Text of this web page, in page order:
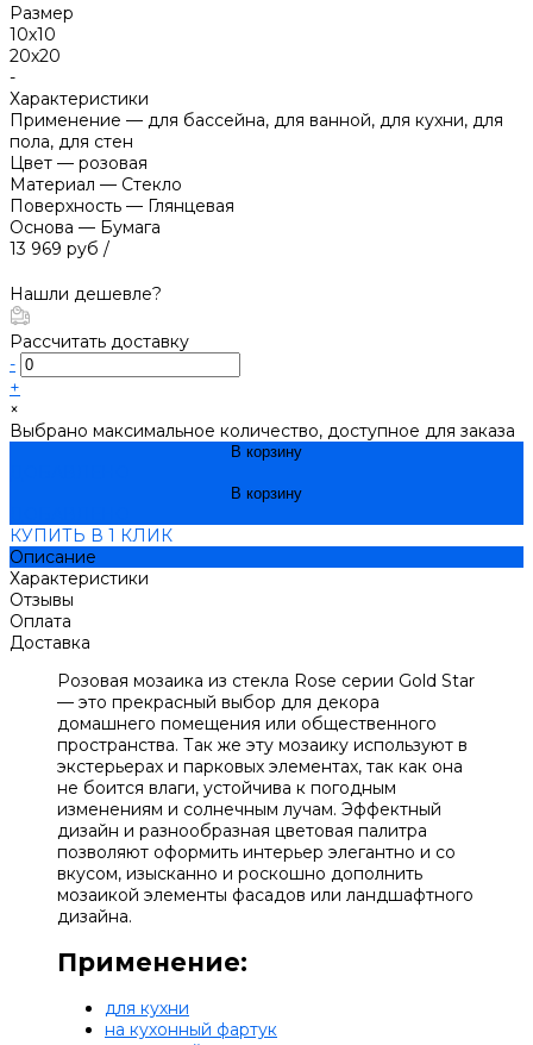
Размер
10х10
20х20
-
Характеристики
Применение — для бассейна, для ванной, для кухни, для
пола, для стен
Цвет — розовая
Материал — Стекло
Поверхность — Глянцевая
Основа — Бумага
13 969 руб /
Нашли дешевле?
Рассчитать доставку
-
+
×
Выбрано максимальное количество, доступное для заказа
В корзину
В корзину
КУПИТЬ В 1 КЛИК
Описание
Характеристики
Отзывы
Оплата
Доставка
Розовая мозаика из стекла Rose серии Gold Star
— это прекрасный выбор для декора
домашнего помещения или общественного
пространства. Так же эту мозаику используют в
экстерьерах и парковых элементах, так как она
не боится влаги, устойчива к погодным
изменениям и солнечным лучам. Эффектный
дизайн и разнообразная цветовая палитра
позволяют оформить интерьер элегантно и со
вкусом, изысканно и роскошно дополнить
мозаикой элементы фасадов или ландшафтного
дизайна.
Применение:
для кухни
на кухонный фартук